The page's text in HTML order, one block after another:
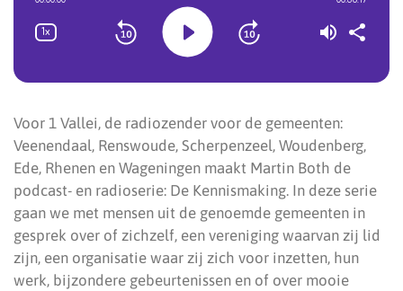
Voor 1 Vallei, de radiozender voor de gemeenten:
Veenendaal, Renswoude, Scherpenzeel, Woudenberg,
Ede, Rhenen en Wageningen maakt Martin Both de
podcast- en radioserie: De Kennismaking. In deze serie
gaan we met mensen uit de genoemde gemeenten in
gesprek over of zichzelf, een vereniging waarvan zij lid
zijn, een organisatie waar zij zich voor inzetten, hun
werk, bijzondere gebeurtenissen en of over mooie